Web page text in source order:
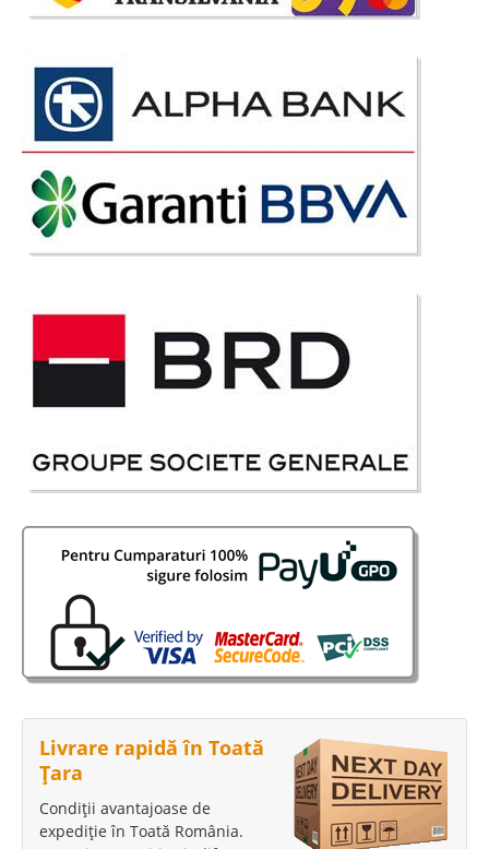
Livrare rapidă în Toată
Țara
Condiții avantajoase de
expediție în Toată România.